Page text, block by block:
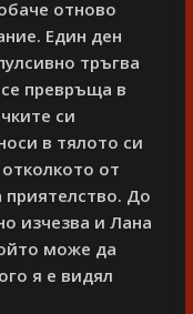
отново
Един ден
тръгва
превръща в
си
в тялото си
от
До
изчезва и Лана
може да
я е видял